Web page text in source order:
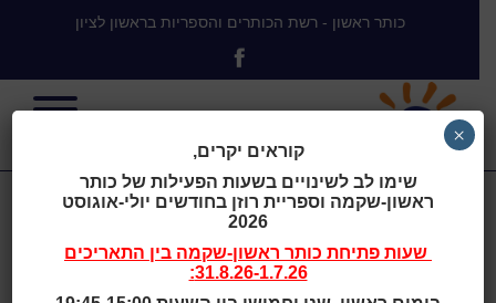
כותר ראשון - רשת הכותרים והספריות בראשון לציון
בן-בסה, שלמה
קוראים יקרים,
שימו לב לשינויים בשעות הפעילות של כותר
ראשון-שקמה וספריית רוזן בחודשים יולי-אוגוסט
2026
שעות פתיחת כותר ראשון-שקמה בין התאריכים
31.8.26-1.7.26:
×